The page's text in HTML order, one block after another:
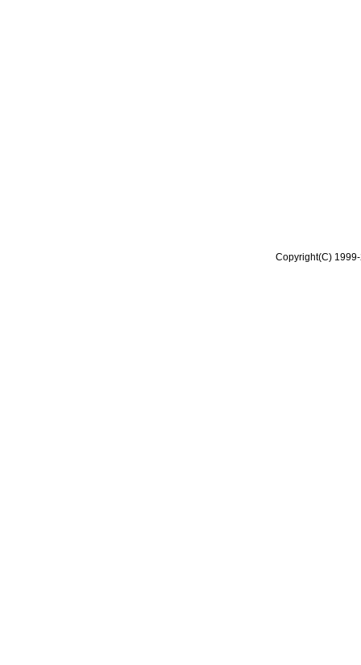
Copyright(C)